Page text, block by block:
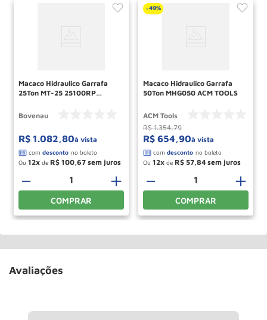
Macaco Hidraulico Garrafa
25Ton MT-25 25100RP
Bovenau
R$ 1.082,80à vista
Ou 12 de R$ 100,67
＋
－
COMPRAR
-49%
Macaco Hidraulico Garrafa
50Ton MHG050 ACM TOOLS
ACM Tools
R$ 1.354,79
R$ 654,90à vista
Ou 12 de R$ 57,84
＋
－
COMPRAR
Avaliações